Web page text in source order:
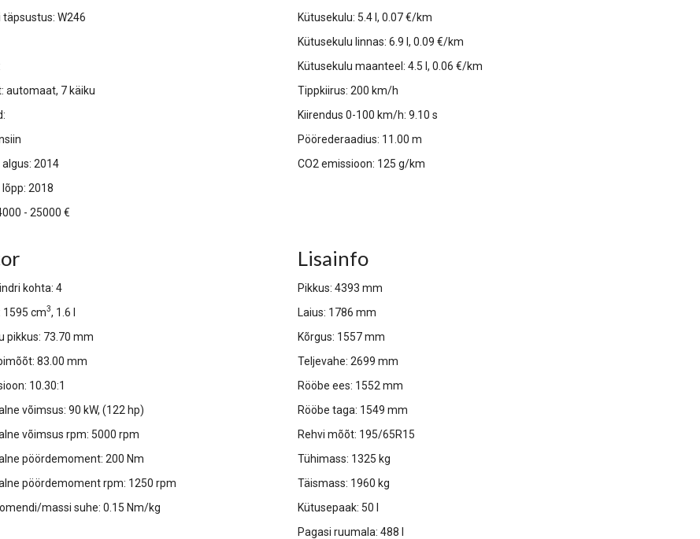
W246
automaat, 7 käiku
2014
2018
- 25000 €
Kütusekulu: 5.4 l, 0.07 €/km
Kütusekulu linnas: 6.9 l, 0.09 €/km
Kütusekulu maanteel: 4.5 l, 0.06 €/km
Tippkiirus: 200 km/h
Kiirendus 0-100 km/h: 9.10 s
Pöörederaadius: 11.00 m
CO2 emissioon: 125 g/km
kohta: 4
1595 cm3, 1.6 l
pikkus: 73.70 mm
83.00 mm
10.30:1
võimsus: 90 kW, (122 hp)
võimsus rpm: 5000 rpm
pöördemoment: 200 Nm
pöördemoment rpm: 1250 rpm
massi suhe: 0.15 Nm/kg
Lisainfo
Pikkus: 4393 mm
Laius: 1786 mm
Kõrgus: 1557 mm
Teljevahe: 2699 mm
Rööbe ees: 1552 mm
Rööbe taga: 1549 mm
Rehvi mõõt: 195/65R15
Tühimass: 1325 kg
Täismass: 1960 kg
Kütusepaak: 50 l
Pagasi ruumala: 488 l